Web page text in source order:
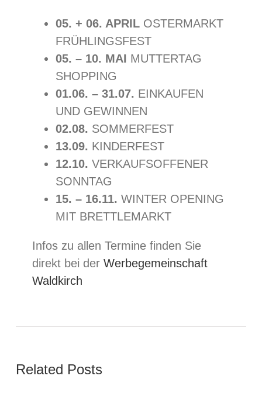
05. + 06. APRILOSTERMARKT
FRÜHLINGSFEST
05. – 10. MAI MUTTERTAG
SHOPPING
01.06. – 31.07. EINKAUFEN
UND GEWINNEN
02.08. SOMMERFEST
13.09. KINDERFEST
12.10. VERKAUFSOFFENER
SONNTAG
15. – 16.11. WINTER OPENING
MIT BRETTLEMARKT
Infos zu allen Termine finden Sie
direkt bei der Werbegemeinschaft
Waldkirch
Related Posts